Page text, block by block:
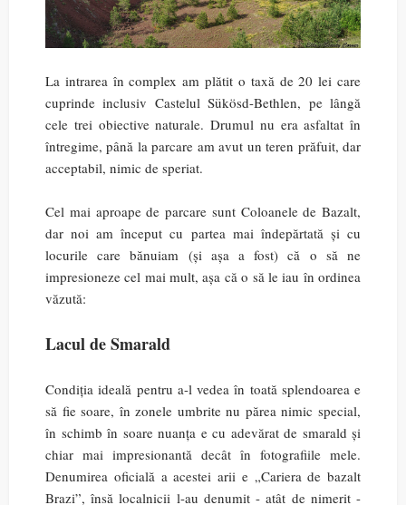
La intrarea în complex am plătit o taxă de 20 lei care
cuprinde inclusiv Castelul Sükösd-Bethlen, pe lângă
cele trei obiective naturale. Drumul nu era asfaltat în
întregime, până la parcare am avut un teren prăfuit, dar
acceptabil, nimic de speriat.
Cel mai aproape de parcare sunt Coloanele de Bazalt,
dar noi am început cu partea mai îndepărtată și cu
locurile care bănuiam (și așa a fost) că o să ne
impresioneze cel mai mult, așa că o să le iau în ordinea
văzută:
Lacul de Smarald
Condiția ideală pentru a-l vedea în toată splendoarea e
să fie soare, în zonele umbrite nu părea nimic special,
în schimb în soare nuanța e cu adevărat de smarald și
chiar mai impresionantă decât în fotografiile mele.
Denumirea oficială a acestei arii e „Cariera de bazalt
Brazi”, însă localnicii l-au denumit - atât de nimerit -